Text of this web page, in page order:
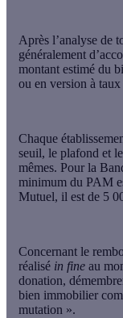
Après l’analyse de
généralement
montant estimé du
ou en version à taux
Chaque
seuil, le plafond et
mêmes. Pour la
minimum du PAM
Mutuel, il est de 5
Concernant le
réalisé in fine au
donation,
bien immobilier
mutation ».